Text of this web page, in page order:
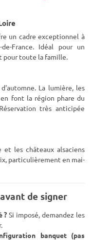
un cadre exceptionnel à
France. Idéal pour un
pour toute la famille.
La lumière, les
font la région phare du
très anticipée
et les châteaux alsaciens
particulièrement en mai-
de signer
? Si imposé, demandez les
banquet (pas